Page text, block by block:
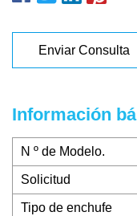
Enviar Consulta
Información
N º de Modelo.
Solicitud
Tipo de enchufe